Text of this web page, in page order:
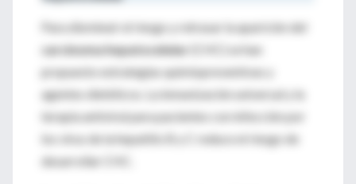
Para disminuir el riesgo y retrasar la aparición del
carcinoma hepatocelular
(CHC) se han
propuesto estrategias quimiopreventivas y
agentes dietéticos. La inmunización universal y la
terapia antiviral para pacientes con infección por
los virus de la hepatitis B y C reduce el riesgo de
desarrollar CHC.